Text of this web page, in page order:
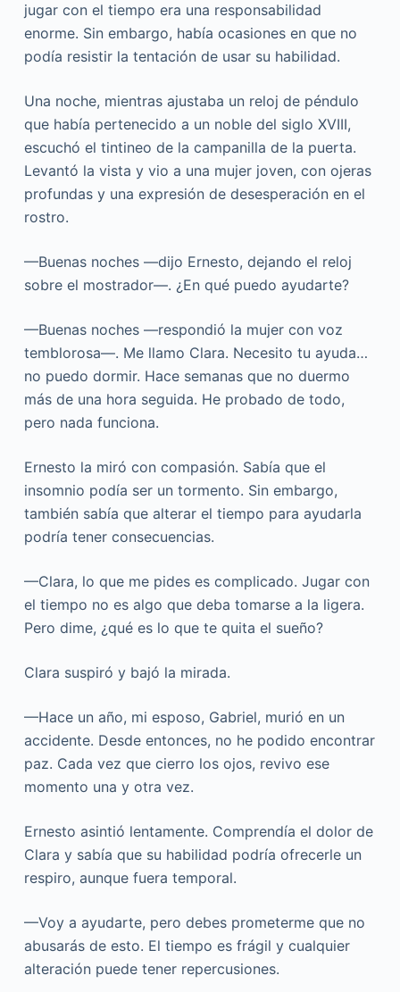
jugar con el tiempo era una responsabilidad
enorme. Sin embargo, había ocasiones en que no
podía resistir la tentación de usar su habilidad.
Una noche, mientras ajustaba un reloj de péndulo
que había pertenecido a un noble del siglo XVIII,
escuchó el tintineo de la campanilla de la puerta.
Levantó la vista y vio a una mujer joven, con ojeras
profundas y una expresión de desesperación en el
rostro.
—Buenas noches —dijo Ernesto, dejando el reloj
sobre el mostrador—. ¿En qué puedo ayudarte?
—Buenas noches —respondió la mujer con voz
temblorosa—. Me llamo Clara. Necesito tu ayuda…
no puedo dormir. Hace semanas que no duermo
más de una hora seguida. He probado de todo,
pero nada funciona.
Ernesto la miró con compasión. Sabía que el
insomnio podía ser un tormento. Sin embargo,
también sabía que alterar el tiempo para ayudarla
podría tener consecuencias.
—Clara, lo que me pides es complicado. Jugar con
el tiempo no es algo que deba tomarse a la ligera.
Pero dime, ¿qué es lo que te quita el sueño?
Clara suspiró y bajó la mirada.
—Hace un año, mi esposo, Gabriel, murió en un
accidente. Desde entonces, no he podido encontrar
paz. Cada vez que cierro los ojos, revivo ese
momento una y otra vez.
Ernesto asintió lentamente. Comprendía el dolor de
Clara y sabía que su habilidad podría ofrecerle un
respiro, aunque fuera temporal.
—Voy a ayudarte, pero debes prometerme que no
abusarás de esto. El tiempo es frágil y cualquier
alteración puede tener repercusiones.